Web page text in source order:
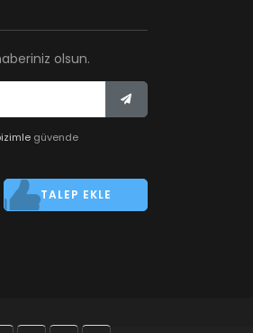
olsun.
güvende
TALEP EKLE